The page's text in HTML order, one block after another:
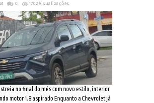
0 1702 Visualizações
no final do mês com novo estilo, interior
motor 1.8 aspirado Enquanto a Chevrolet já